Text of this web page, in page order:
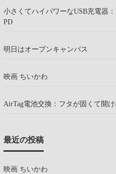
小さくてハイパワーなUSB充電器
PD
明日はオープンキャンパス
映画 ちいかわ
AirTag電池交換：フタが固くて開
最近の投稿
映画 ちいかわ